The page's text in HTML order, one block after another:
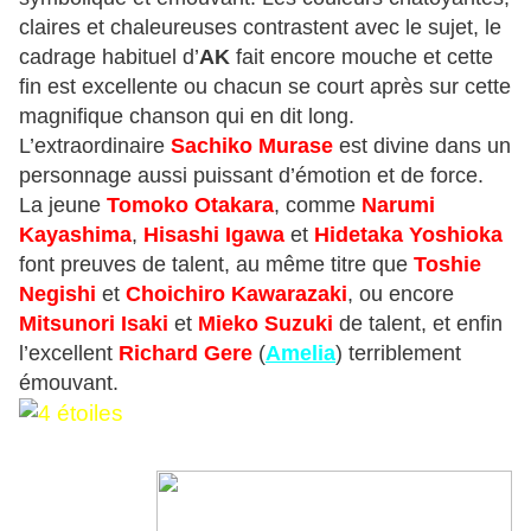
claires et chaleureuses contrastent avec le sujet, le
cadrage habituel d’AK fait encore mouche et cette
fin est excellente ou chacun se court après sur cette
magnifique chanson qui en dit long.
L’extraordinaire Sachiko Murase est divine dans un
personnage aussi puissant d’émotion et de force.
La jeune Tomoko Otakara, comme Narumi
Kayashima, Hisashi Igawa et Hidetaka Yoshioka
font preuves de talent, au même titre que Toshie
Negishi et Choichiro Kawarazaki, ou encore
Mitsunori Isaki et Mieko Suzuki de talent, et enfin
l’excellent Richard Gere (Amelia) terriblement
émouvant.